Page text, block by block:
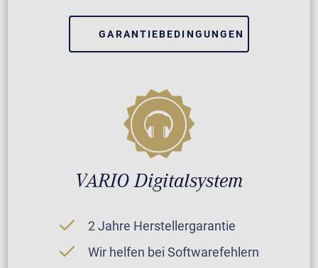
GARANTIEBEDINGUNGEN
VARIO Digitalsystem
2 Jahre Herstellergarantie
Wir helfen bei Softwarefehlern